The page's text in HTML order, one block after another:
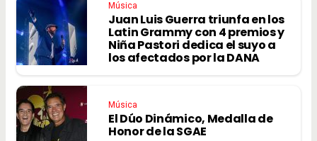
Música
Juan Luis Guerra triunfa en los
Latin Grammy con 4 premios y
Niña Pastori dedica el suyo a
los afectados por la DANA
Música
El Dúo Dinámico, Medalla de
Honor de la SGAE